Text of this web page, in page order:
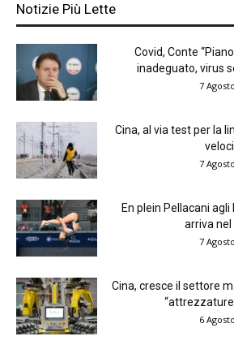
Notizie Più Lette
Covid, Conte
inadeguato, virus
7
Cina, al via test per la
7
En plein Pellacani
arriva nel
7
Cina, cresce il settore
6